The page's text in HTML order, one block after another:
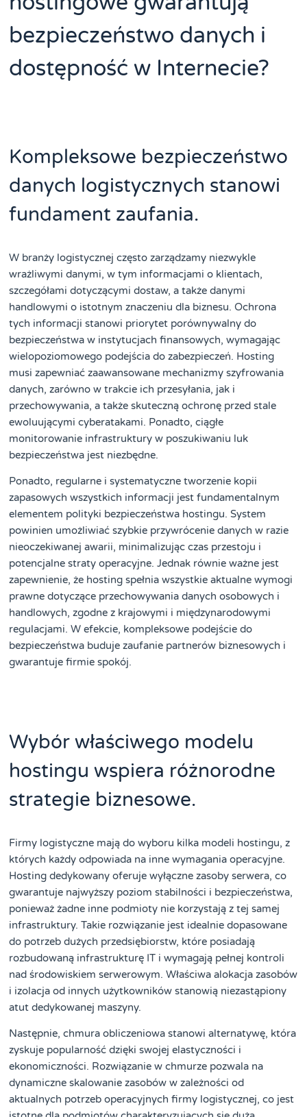
bezpieczeństwo danych i
dostępność w Internecie?
Kompleksowe bezpieczeństwo
danych logistycznych stanowi
fundament zaufania.
W branży logistycznej często zarządzamy niezwykle
wrażliwymi danymi, w tym informacjami o klientach,
szczegółami dotyczącymi dostaw, a także danymi
handlowymi o istotnym znaczeniu dla biznesu. Ochrona
tych informacji stanowi priorytet porównywalny do
bezpieczeństwa w instytucjach finansowych, wymagając
wielopoziomowego podejścia do zabezpieczeń. Hosting
musi zapewniać zaawansowane mechanizmy szyfrowania
danych, zarówno w trakcie ich przesyłania, jak i
przechowywania, a także skuteczną ochronę przed stale
ewoluującymi cyberatakami. Ponadto, ciągłe
monitorowanie infrastruktury w poszukiwaniu luk
bezpieczeństwa jest niezbędne.
Ponadto, regularne i systematyczne tworzenie kopii
zapasowych wszystkich informacji jest fundamentalnym
elementem polityki bezpieczeństwa hostingu. System
powinien umożliwiać szybkie przywrócenie danych w razie
nieoczekiwanej awarii, minimalizując czas przestoju i
potencjalne straty operacyjne. Jednak równie ważne jest
zapewnienie, że hosting spełnia wszystkie aktualne wymogi
prawne dotyczące przechowywania danych osobowych i
handlowych, zgodne z krajowymi i międzynarodowymi
regulacjami. W efekcie, kompleksowe podejście do
bezpieczeństwa buduje zaufanie partnerów biznesowych i
gwarantuje firmie spokój.
Wybór właściwego modelu
hostingu wspiera różnorodne
strategie biznesowe.
Firmy logistyczne mają do wyboru kilka modeli hostingu, z
których każdy odpowiada na inne wymagania operacyjne.
Hosting dedykowany oferuje wyłączne zasoby serwera, co
gwarantuje najwyższy poziom stabilności i bezpieczeństwa,
ponieważ żadne inne podmioty nie korzystają z tej samej
infrastruktury. Takie rozwiązanie jest idealnie dopasowane
do potrzeb dużych przedsiębiorstw, które posiadają
rozbudowaną infrastrukturę IT i wymagają pełnej kontroli
nad środowiskiem serwerowym. Właściwa alokacja zasobów
i izolacja od innych użytkowników stanowią niezastąpiony
atut dedykowanej maszyny.
Następnie, chmura obliczeniowa stanowi alternatywę, która
zyskuje popularność dzięki swojej elastyczności i
ekonomiczności. Rozwiązanie w chmurze pozwala na
dynamiczne skalowanie zasobów w zależności od
aktualnych potrzeb operacyjnych firmy logistycznej, co jest